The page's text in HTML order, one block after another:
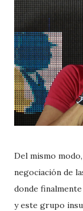
Del mismo
negociación de
donde
y este grupo